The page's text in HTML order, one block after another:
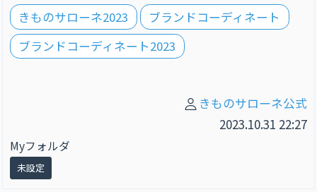
きものサローネ2023
ブランドコーディネート
ブランドコーディネート2023
きものサローネ公式
2023.10.31 22:27
Myフォルダ
未設定